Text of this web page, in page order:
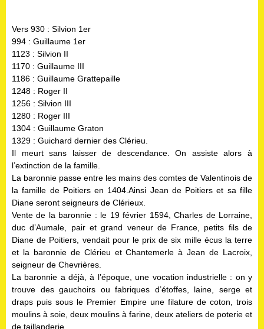
Vers 930 : Silvion 1er
994 : Guillaume 1er
1123 : Silvion II
1170 : Guillaume III
1186 : Guillaume Grattepaille
1248 : Roger II
1256 : Silvion III
1280 : Roger III
1304 : Guillaume Graton
1329 : Guichard dernier des Clérieu.
Il meurt sans laisser de descendance. On assiste alors à
l’extinction de la famille.
La baronnie passe entre les mains des comtes de Valentinois de
la famille de Poitiers en 1404.Ainsi Jean de Poitiers et sa fille
Diane seront seigneurs de Clérieux.
Vente de la baronnie : le 19 février 1594, Charles de Lorraine,
duc d’Aumale, pair et grand veneur de France, petits fils de
Diane de Poitiers, vendait pour le prix de six mille écus la terre
et la baronnie de Clérieu et Chantemerle à Jean de Lacroix,
seigneur de Chevrières.
La baronnie a déjà, à l’époque, une vocation industrielle : on y
trouve des gauchoirs ou fabriques d’étoffes, laine, serge et
draps puis sous le Premier Empire une filature de coton, trois
moulins à soie, deux moulins à farine, deux ateliers de poterie et
de taillanderie.